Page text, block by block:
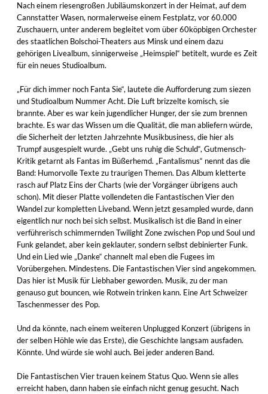
Nach einem riesengroßen Jubiläumskonzert in der Heimat, auf dem
Cannstatter Wasen, normalerweise einem Festplatz, vor 60.000
Zuschauern, unter anderem begleitet vom über 60köpbigen Orchester
des staatlichen Bolschoi-Theaters aus Minsk und einem dazu
gehörigen Livealbum, sinnigerweise „Heimspiel“ betitelt, wurde es Zeit
für ein neues Studioalbum.
„Für dich immer noch Fanta Sie“, lautete die Aufforderung zum siezen
und Studioalbum Nummer Acht. Die Luft brizzelte komisch, sie
brannte. Aber es war kein jugendlicher Hunger, der sie zum brennen
brachte. Es war das Wissen um die Qualität, die man abliefern würde,
die Sicherheit der letzten Jahrzehnte Musikbusiness, die hier als
Trumpf ausgespielt wurde. „Gebt uns ruhig die Schuld“, Gutmensch-
Kritik getarnt als Fantas im Büßerhemd. „Fantalismus“ nennt das die
Band: Humorvolle Texte zu traurigen Themen. Das Album kletterte
rasch auf Platz Eins der Charts (wie der Vorgänger übrigens auch
schon). Mit dieser Platte vollendeten die Fantastischen Vier den
Wandel zur kompletten Liveband. Wenn jetzt gesampled wurde, dann
eigentlich nur noch bei sich selbst. Musikalisch ist die Band in einer
verführerisch schimmernden Twilight Zone zwischen Pop und Soul und
Funk gelandet, aber kein geklauter, sondern selbst debinierter Funk.
Und ein Lied wie „Danke“ channelt mal eben die Fugees im
Vorübergehen. Mindestens. Die Fantastischen Vier sind angekommen.
Das hier ist Musik für Liebhaber geworden. Musik, zu der man
genauso gut bouncen, wie Rotwein trinken kann. Eine Art Schweizer
Taschenmesser des Pop.
Und da könnte, nach einem weiteren Unplugged Konzert (übrigens in
der selben Höhle wie das Erste), die Geschichte langsam ausfaden.
Könnte. Und würde sie wohl auch. Bei jeder anderen Band.
Die Fantastischen Vier trauen keinem Status Quo. Wenn sie alles
erreicht haben, dann haben sie einfach nicht genug gesucht. Nach